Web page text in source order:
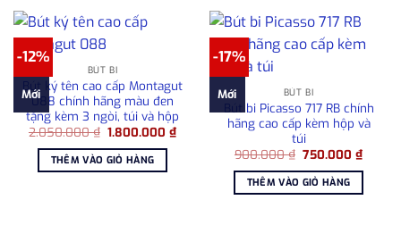
-12%
Mới
BÚT BI
Bút ký tên cao cấp Montagut
088 chính hãng màu đen
tặng kèm 3 ngòi, túi và hộp
2.050.000₫ Giá
là:
2.050.000 ₫.
1.800.000₫Giá
hiện
1.800.000 ₫.
THÊM VÀO GIỎ HÀNG
-17%
Mới BÚT BI
Bút bi Picasso 717 RB chính
hãng cao cấp kèm hộp và
túi
900.000₫ Giá
là:
900.000 ₫.
750.000₫Giá
hiện
THÊM VÀO GIỎ HÀNG